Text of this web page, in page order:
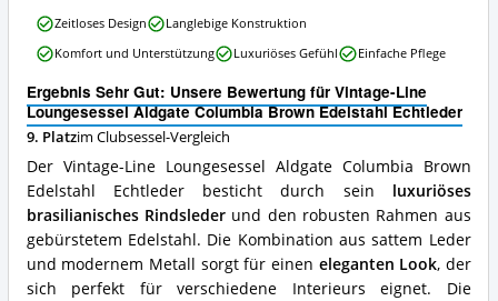
dieser
Clubsessel
erhältlich?
Ergebnis Sehr Gut: Unsere Bewertung für Vintage-Line
Loungesessel Aldgate Columbia Brown Edelstahl Echtleder
9. Platzim Clubsessel-Vergleich
Der Vintage-Line Loungesessel Aldgate Columbia Brown
Edelstahl Echtleder besticht durch sein
luxuriöses
brasilianisches Rindsleder und den robusten Rahmen aus
gebürstetem Edelstahl. Die Kombination aus sattem Leder
und modernem Metall sorgt für einen eleganten Look, der
sich perfekt für verschiedene Interieurs eignet. Die
Vintage-
Line
Loungesessel
Columbia
Brown
Edelstahl
Echtleder
Vorteile:
Was
spricht
für
diesen
Clubsessel?
Zeitloses Design
Langlebige Konstruktion
Komfort und Unterstützung
Luxuriöses Gefühl Einfache Pflege